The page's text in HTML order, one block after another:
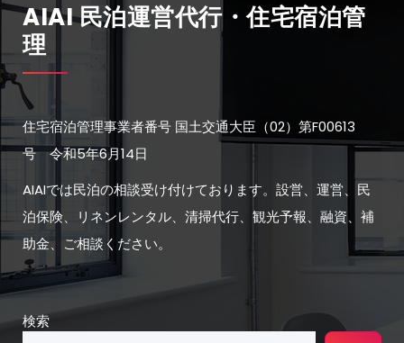
AIAI 民泊運営代行・住宅宿泊管
理
住宅宿泊管理事業者番号 国土交通大臣（02）第F00613
号 令和5年6月14日
AIAIでは民泊の相談受け付けております。設営、運営、民
泊保険、リネンレンタル、清掃代行、観光予報、融資、補
助金、ご相談ください。
検索